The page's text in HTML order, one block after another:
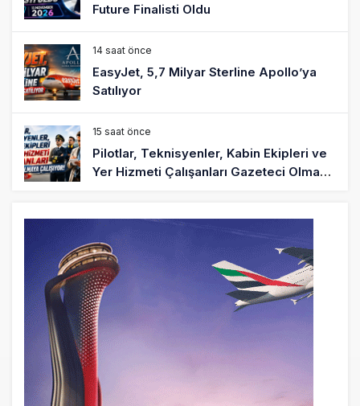
Future Finalisti Oldu
14 saat önce
EasyJet, 5,7 Milyar Sterline Apollo’ya
Satılıyor
15 saat önce
Pilotlar, Teknisyenler, Kabin Ekipleri ve
Yer Hizmeti Çalışanları Gazeteci Olmaya
BookingAgora’dan Dubai’ye iki FAM Trip
19 saat önce
AJet Uçuşlarıyla Rus Turist İçin Yeni
Türkiye Rotası
20 saat önce
Airbus Temmuz bilançosunu açıkladı: